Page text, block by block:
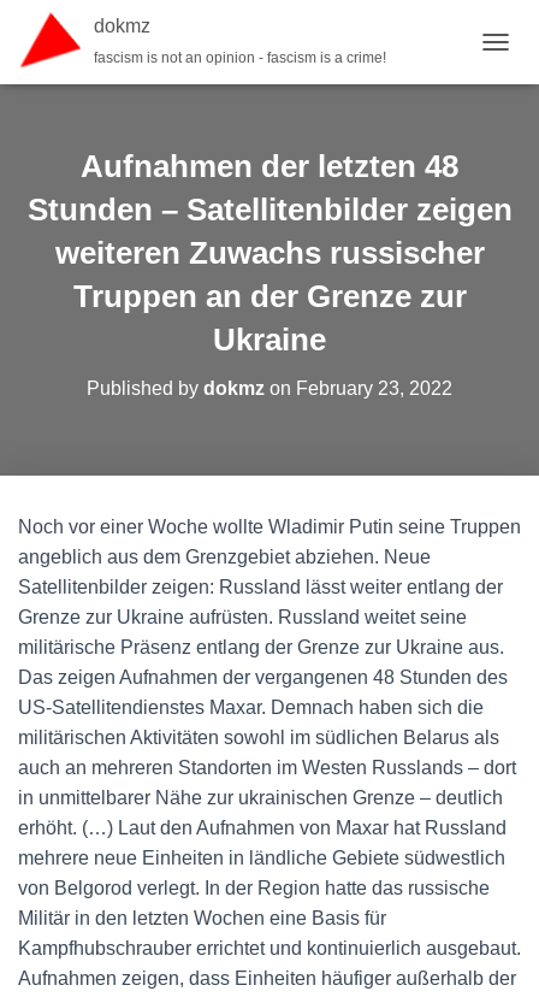
dokmz
fascism is not an opinion - fascism is a crime!
Aufnahmen der letzten 48
Stunden – Satellitenbilder zeigen
weiteren Zuwachs russischer
Truppen an der Grenze zur
Ukraine
Published by dokmz on February 23, 2022
Noch vor einer Woche wollte Wladimir Putin seine Truppen
angeblich aus dem Grenzgebiet abziehen. Neue
Satellitenbilder zeigen: Russland lässt weiter entlang der
Grenze zur Ukraine aufrüsten. Russland weitet seine
militärische Präsenz entlang der Grenze zur Ukraine aus.
Das zeigen Aufnahmen der vergangenen 48 Stunden des
US-Satellitendienstes Maxar. Demnach haben sich die
militärischen Aktivitäten sowohl im südlichen Belarus als
auch an mehreren Standorten im Westen Russlands – dort
in unmittelbarer Nähe zur ukrainischen Grenze – deutlich
erhöht. (…) Laut den Aufnahmen von Maxar hat Russland
mehrere neue Einheiten in ländliche Gebiete südwestlich
von Belgorod verlegt. In der Region hatte das russische
Militär in den letzten Wochen eine Basis für
Kampfhubschrauber errichtet und kontinuierlich ausgebaut.
Aufnahmen zeigen, dass Einheiten häufiger außerhalb der